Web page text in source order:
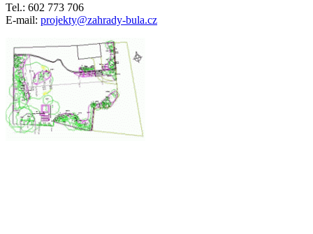
Tel.: 602 773 706
E-mail: projekty@zahrady-bula.cz